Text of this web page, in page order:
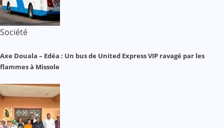
Société
Axe Douala – Edéa : Un bus de United Express VIP ravagé par les
flammes à Missole